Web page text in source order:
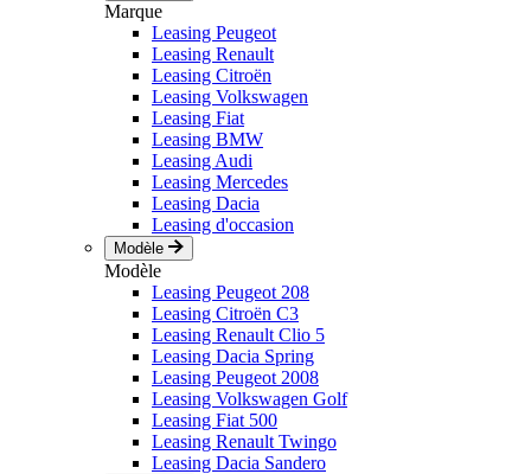
Marque
Leasing Peugeot
Leasing Renault
Leasing Citroën
Leasing Volkswagen
Leasing Fiat
Leasing BMW
Leasing Audi
Leasing Mercedes
Leasing Dacia
Leasing d'occasion
Modèle
Modèle
Leasing Peugeot 208
Leasing Citroën C3
Leasing Renault Clio 5
Leasing Dacia Spring
Leasing Peugeot 2008
Leasing Volkswagen Golf
Leasing Fiat 500
Leasing Renault Twingo
Leasing Dacia Sandero